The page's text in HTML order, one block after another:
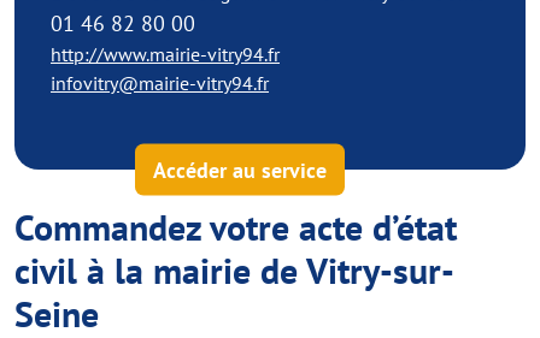
01 46 82 80 00
http://www.mairie-vitry94.fr
infovitry@mairie-vitry94.fr
Accéder au service
Commandez votre acte d’état
civil à la mairie de Vitry-sur-
Seine